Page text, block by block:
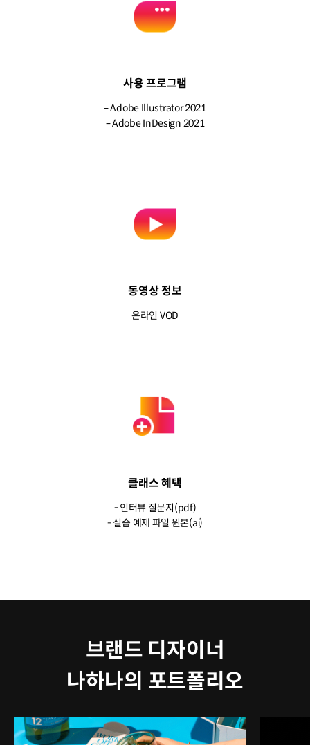
사용 프로그램
– Adobe Illustrator 2021
– Adobe InDesign 2021
동영상 정보
온라인 VOD
클래스 혜택
- 인터뷰 질문지(pdf)
- 실습 예제 파일 원본(ai)
브랜드 디자이너
나하나의 포트폴리오